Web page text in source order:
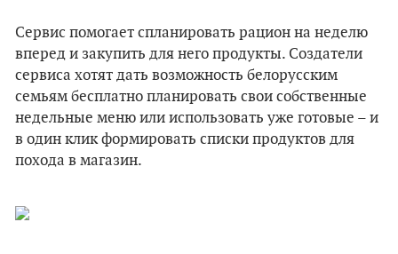
Сервис помогает спланировать рацион на неделю
вперед и закупить для него продукты. Создатели
сервиса хотят дать возможность белорусским
семьям бесплатно планировать свои собственные
недельные меню или использовать уже готовые – и
в один клик формировать списки продуктов для
похода в магазин.